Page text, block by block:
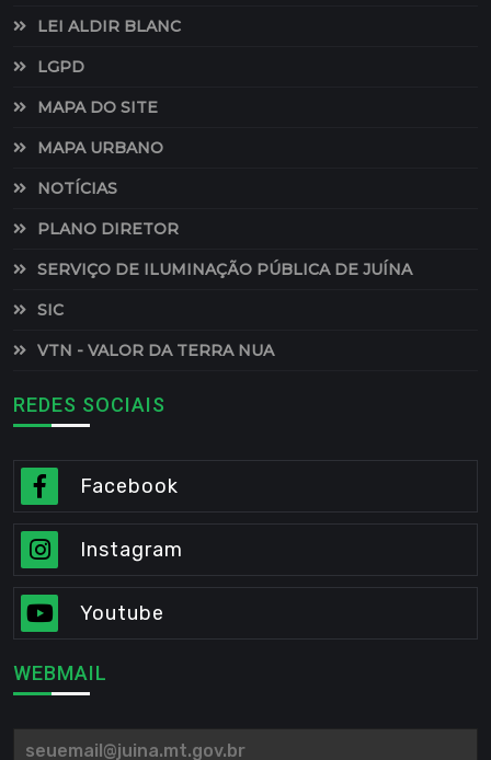
LEI ALDIR BLANC
LGPD
MAPA DO SITE
MAPA URBANO
NOTÍCIAS
PLANO DIRETOR
SERVIÇO DE ILUMINAÇÃO PÚBLICA DE JUÍNA
SIC
VTN - VALOR DA TERRA NUA
REDES SOCIAIS
Facebook
Instagram
Youtube
WEBMAIL